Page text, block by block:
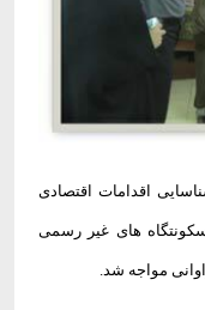
اقدامات اقتصادی
های غیر رسمی
مواجه شد.